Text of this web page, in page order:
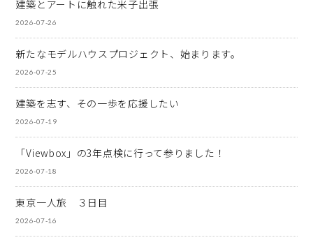
建築とアートに触れた米子出張
2026-07-26
新たなモデルハウスプロジェクト、始まります。
2026-07-25
建築を志す、その一歩を応援したい
2026-07-19
「Viewbox」の3年点検に行って参りました！
2026-07-18
東京一人旅 ３日目
2026-07-16